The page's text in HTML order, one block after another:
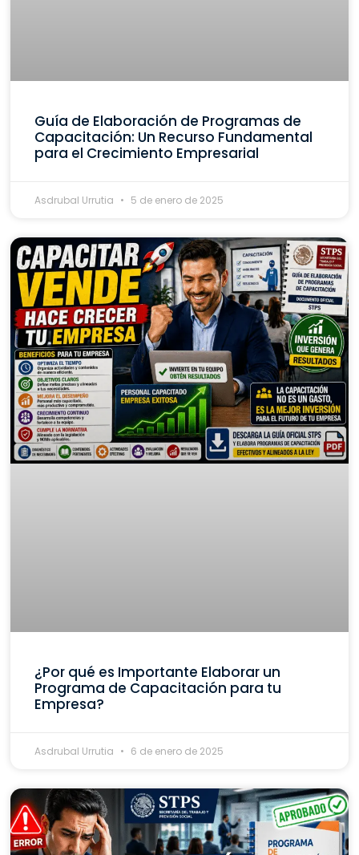
Guía de Elaboración de Programas de
Capacitación: Un Recurso Fundamental
para el Crecimiento Empresarial
Asdrubal Urrutia 5 de enero de 2025
¿Por qué es Importante Elaborar un
Programa de Capacitación para tu
Empresa?
Asdrubal Urrutia 6 de enero de 2025